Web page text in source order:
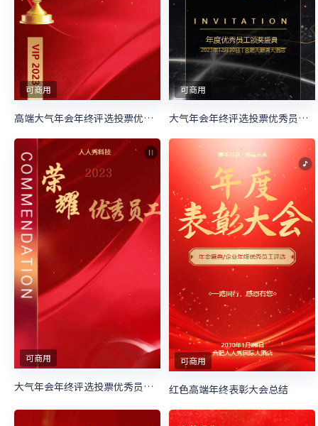
可商用
高端大气年会年终评选投票优秀员工评选大会
可商用
大气年会年终评选投票优秀员工评选大会
可商用
大气年会年终评选投票优秀员工评选大会
可商用
红色高端年终表彰大会总结